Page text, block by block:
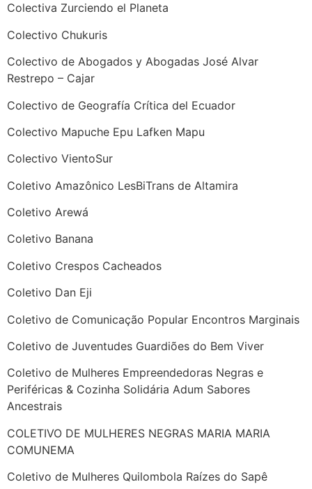
Colectiva Zurciendo el Planeta
Colectivo Chukuris
Colectivo de Abogados y Abogadas José Alvar
Restrepo – Cajar
Colectivo de Geografía Crítica del Ecuador
Colectivo Mapuche Epu Lafken Mapu
Colectivo VientoSur
Coletivo Amazônico LesBiTrans de Altamira
Coletivo Arewá
Coletivo Banana
Coletivo Crespos Cacheados
Coletivo Dan Eji
Coletivo de Comunicação Popular Encontros Marginais
Coletivo de Juventudes Guardiões do Bem Viver
Coletivo de Mulheres Empreendedoras Negras e
Periféricas & Cozinha Solidária Adum Sabores
Ancestrais
COLETIVO DE MULHERES NEGRAS MARIA MARIA
COMUNEMA
Coletivo de Mulheres Quilombola Raízes do Sapê